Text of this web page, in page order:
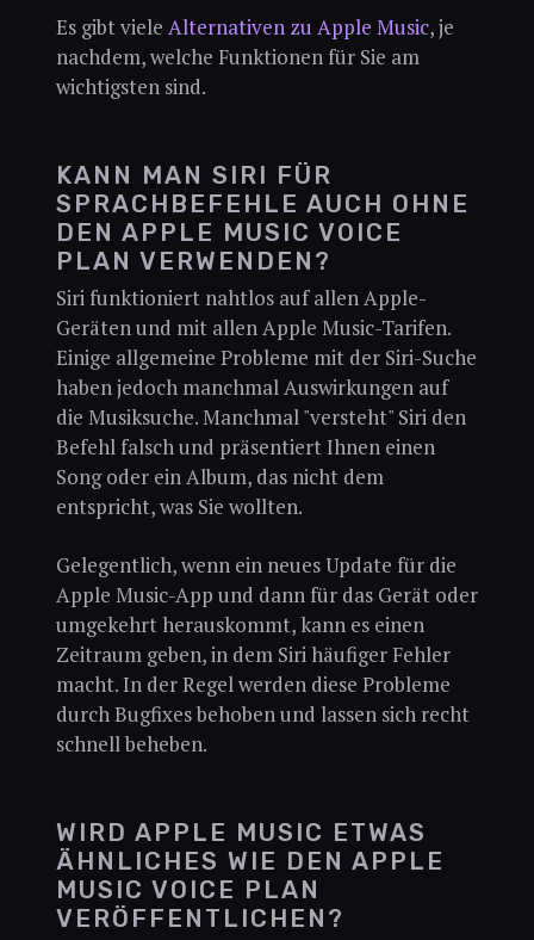
Es gibt viele Alternativen zu Apple Music, je
nachdem, welche Funktionen für Sie am
wichtigsten sind.
KANN MAN SIRI FÜR
SPRACHBEFEHLE AUCH OHNE
DEN APPLE MUSIC VOICE
PLAN VERWENDEN?
Siri funktioniert nahtlos auf allen Apple-
Geräten und mit allen Apple Music-Tarifen.
Einige allgemeine Probleme mit der Siri-Suche
haben jedoch manchmal Auswirkungen auf
die Musiksuche. Manchmal "versteht" Siri den
Befehl falsch und präsentiert Ihnen einen
Song oder ein Album, das nicht dem
entspricht, was Sie wollten.
Gelegentlich, wenn ein neues Update für die
Apple Music-App und dann für das Gerät oder
umgekehrt herauskommt, kann es einen
Zeitraum geben, in dem Siri häufiger Fehler
macht. In der Regel werden diese Probleme
durch Bugfixes behoben und lassen sich recht
schnell beheben.
WIRD APPLE MUSIC ETWAS
ÄHNLICHES WIE DEN APPLE
MUSIC VOICE PLAN
VERÖFFENTLICHEN?